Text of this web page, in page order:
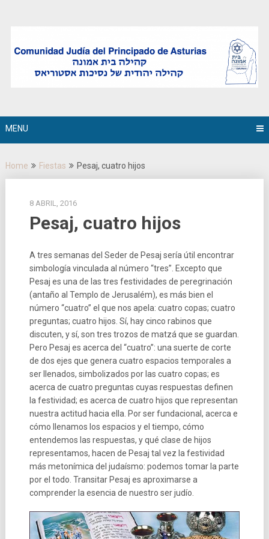
MENU
Home Fiestas Pesaj, cuatro hijos
8 ABRIL, 2016
Pesaj, cuatro hijos
A tres semanas del Seder de Pesaj sería útil encontrar
simbología vinculada al número “tres”. Excepto que
Pesaj es una de las tres festividades de peregrinación
(antaño al Templo de Jerusalém), es más bien el
número “cuatro” el que nos apela: cuatro copas; cuatro
preguntas; cuatro hijos. Sí, hay cinco rabinos que
discuten, y sí, son tres trozos de matzá que se guardan.
Pero Pesaj es acerca del “cuatro”: una suerte de corte
de dos ejes que genera cuatro espacios temporales a
ser llenados, simbolizados por las cuatro copas; es
acerca de cuatro preguntas cuyas respuestas definen
la festividad; es acerca de cuatro hijos que representan
nuestra actitud hacia ella. Por ser fundacional, acerca e
cómo llenamos los espacios y el tiempo, cómo
entendemos las respuestas, y qué clase de hijos
representamos, hacen de Pesaj tal vez la festividad
más metonímica del judaísmo: podemos tomar la parte
por el todo. Transitar Pesaj es aproximarse a
comprender la esencia de nuestro ser judío.